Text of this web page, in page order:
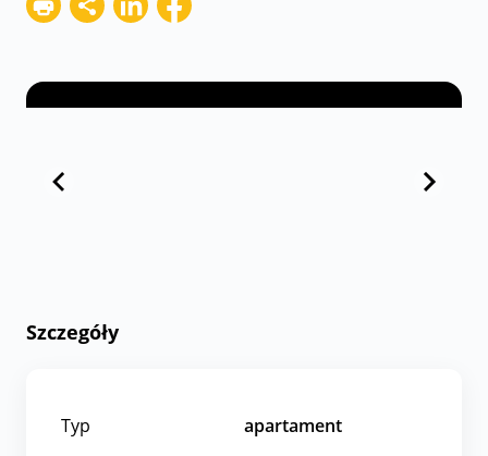
Szczegóły
Typ apartament